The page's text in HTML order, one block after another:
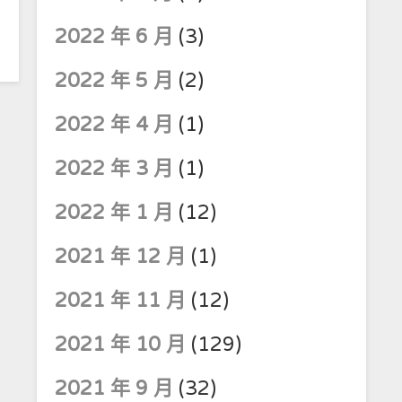
2022 年 6 月 (3)
2022 年 5 月 (2)
2022 年 4 月 (1)
2022 年 3 月 (1)
2022 年 1 月 (12)
2021 年 12 月 (1)
2021 年 11 月 (12)
2021 年 10 月 (129)
2021 年 9 月 (32)